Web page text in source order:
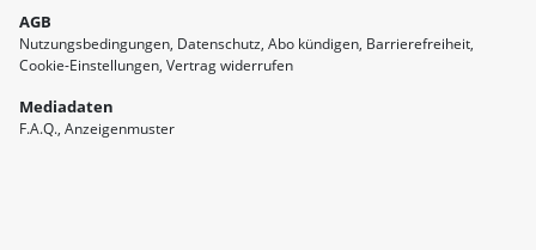
AGB
Nutzungsbedingungen Datenschutz Abo kündigen Barrierefreiheit
Cookie-Einstellungen Vertrag widerrufen
Mediadaten
F.A.Q. Anzeigenmuster